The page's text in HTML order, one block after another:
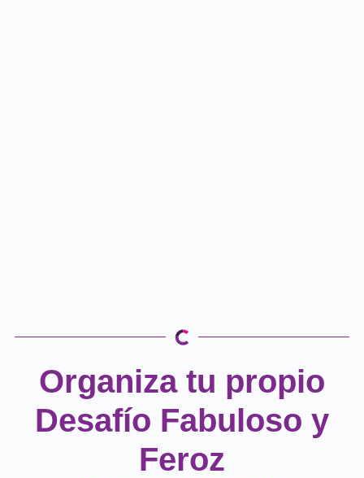
Organiza tu propio
Desafío Fabuloso y
Feroz